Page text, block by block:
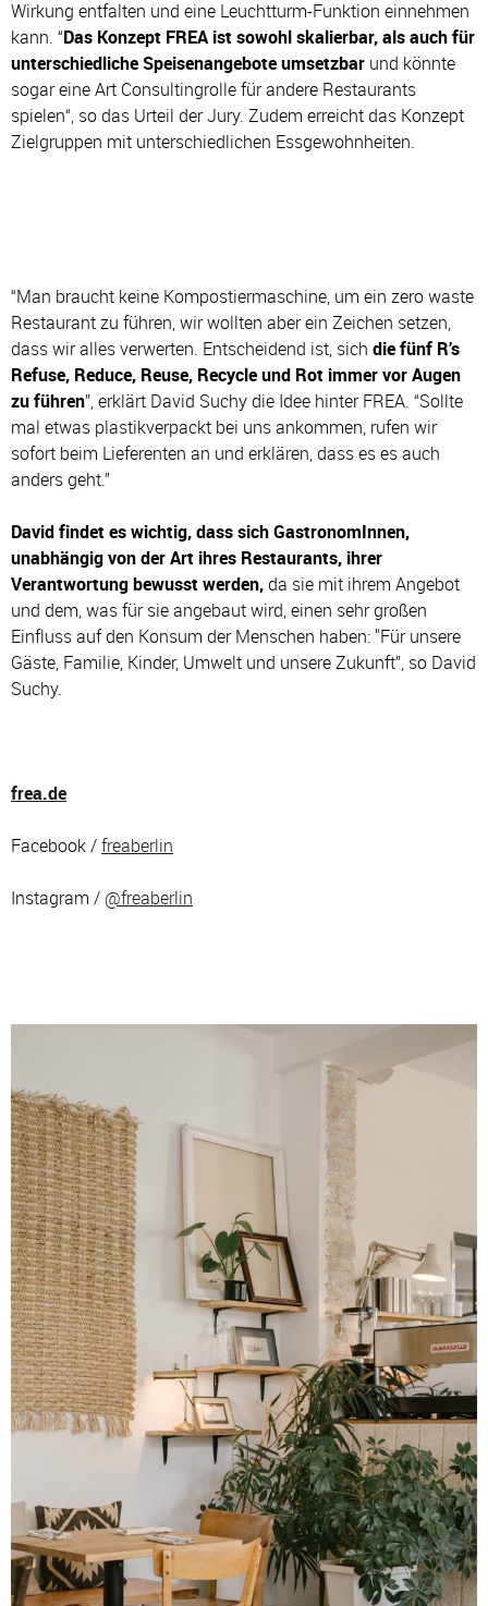
Wirkung entfalten und eine Leuchtturm-Funktion einnehmen
kann. “Das Konzept FREA ist sowohl skalierbar, als auch für
unterschiedliche Speisenangebote umsetzbar und könnte
sogar eine Art Consultingrolle für andere Restaurants
spielen“, so das Urteil der Jury. Zudem erreicht das Konzept
Zielgruppen mit unterschiedlichen Essgewohnheiten.
“Man braucht keine Kompostiermaschine, um ein zero waste
Restaurant zu führen, wir wollten aber ein Zeichen setzen,
dass wir alles verwerten. Entscheidend ist, sich die fünf R’s
Refuse, Reduce, Reuse, Recycle und Rot immer vor Augen
zu führen”, erklärt David Suchy die Idee hinter FREA. “Sollte
mal etwas plastikverpackt bei uns ankommen, rufen wir
sofort beim Lieferenten an und erklären, dass es es auch
anders geht.”
David findet es wichtig, dass sich GastronomInnen,
unabhängig von der Art ihres Restaurants, ihrer
Verantwortung bewusst werden,da sie mit ihrem Angebot
und dem, was für sie angebaut wird, einen sehr großen
Einfluss auf den Konsum der Menschen haben: "Für unsere
Gäste, Familie, Kinder, Umwelt und unsere Zukunft”, so David
Suchy.
frea.de
Facebook /freaberlin
Instagram / @freaberlin